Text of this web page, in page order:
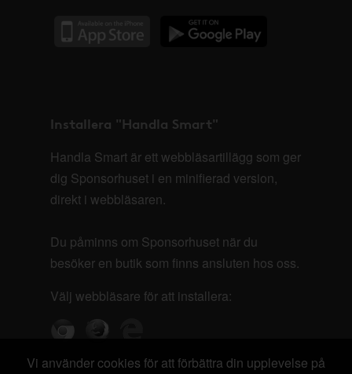
Installera "Handla Smart"
Handla Smart är ett webbläsartillägg som ger
dig Sponsorhuset i en minifierad version,
direkt i webbläsaren.
Du påminns om Sponsorhuset när du
besöker en butik som finns ansluten hos oss.
Välj webbläsare för att installera:
Vi använder cookies för att förbättra din upplevelse på